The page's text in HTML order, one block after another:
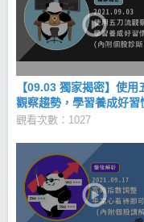
【09.03 獨家揭密】使用
觀察趨勢，學習養成好習
觀看次數：1027